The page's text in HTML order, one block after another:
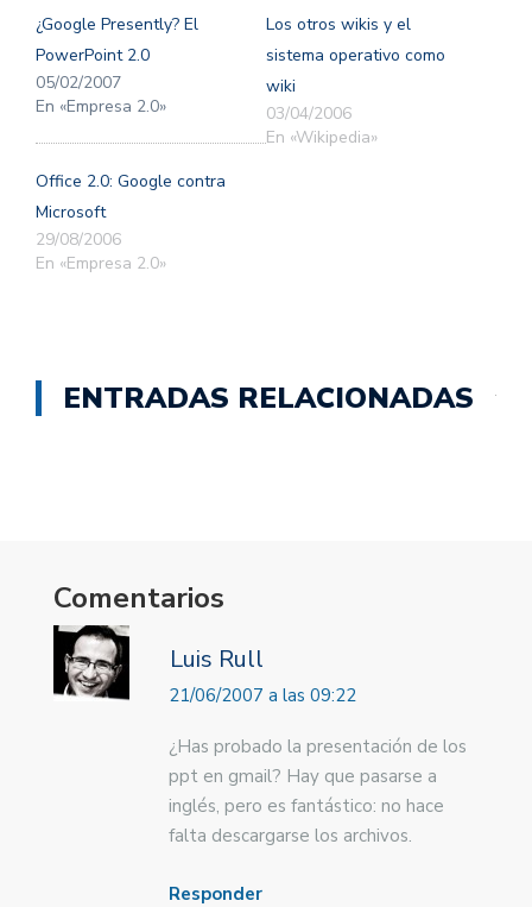
una
ventana
nueva)
una
ventana
nueva)
¿Google Presently? El
PowerPoint 2.0
05/02/2007
En «Empresa 2.0»
Los otros wikis y el
sistema operativo como
wiki
03/04/2006
En «Wikipedia»
Office 2.0: Google contra
Microsoft
29/08/2006
En «Empresa 2.0»
ENTRADAS RELACIONADAS
Comentarios
Luis Rull
21/06/2007 a las 09:22
¿Has probado la presentación de los
ppt en gmail? Hay que pasarse a
inglés, pero es fantástico: no hace
falta descargarse los archivos.
Responder